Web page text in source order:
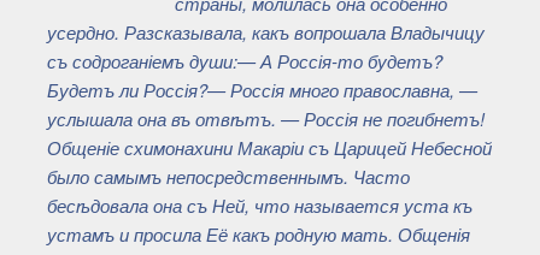
усердно. Разсказывала, какъ вопрошала Владычицу
съ содроганіемъ души:— А Россія-то будетъ?
Будетъ ли Россія?— Россія много православна, —
услышала она въ отвѣтъ. — Россія не погибнетъ!
Общеніе схимонахини Макаріи съ Царицей Небесной
было самымъ непосредственнымъ. Часто
бесѣдовала она съ Ней, что называется уста къ
устамъ и просила Её какъ родную мать. Общенія